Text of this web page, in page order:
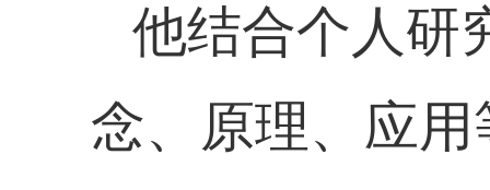
他结合个人研
念、原理、应